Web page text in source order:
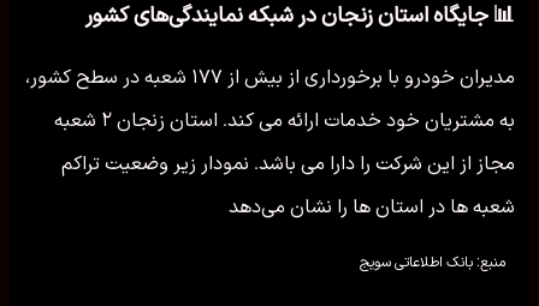
📊 جایگاه استان زنجان در شبکه نمایندگی‌های کشور
مدیران خودرو با برخورداری از بیش از ۱۷۷ شعبه در سطح کشور،
به مشتریان خود خدمات ارائه می کند. استان زنجان ۲ شعبه
مجاز از این شرکت را دارا می باشد. نمودار زیر وضعیت تراکم
شعبه ها در استان ها را نشان می‌دهد
منبع: بانک اطلاعاتی سویج